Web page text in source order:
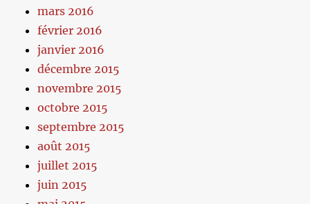
mars 2016
février 2016
janvier 2016
décembre 2015
novembre 2015
octobre 2015
septembre 2015
août 2015
juillet 2015
juin 2015